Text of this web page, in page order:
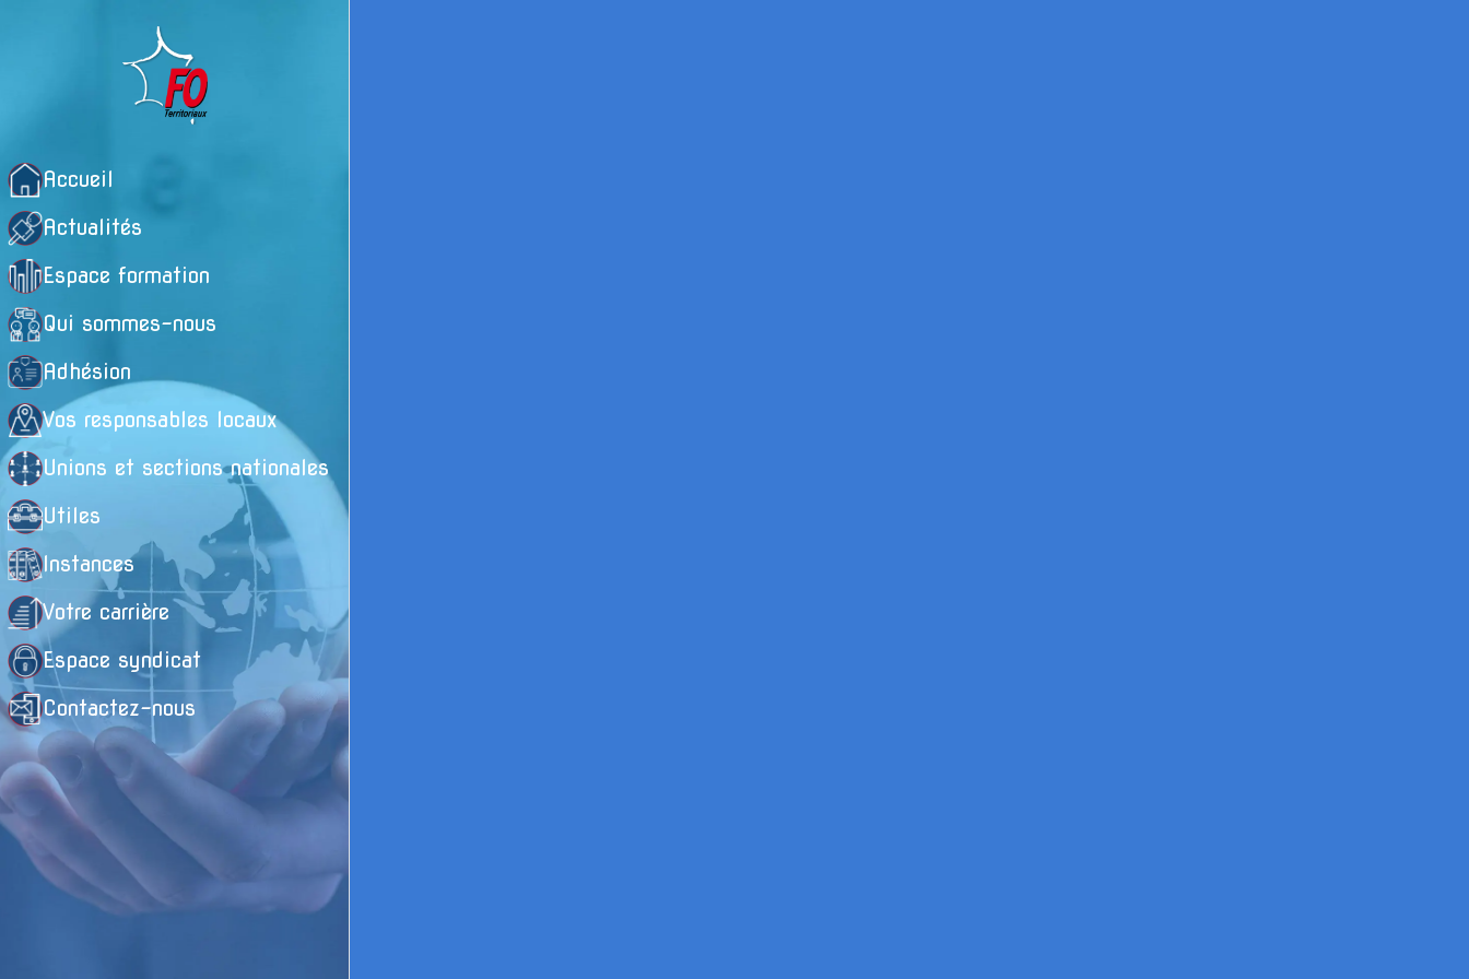
Accueil
Actualités
Espace formation
Qui sommes-nous
Adhésion
Vos responsables locaux
Unions et sections nationales
Utiles
Instances
Votre carrière
Espace syndicat
Contactez-nous